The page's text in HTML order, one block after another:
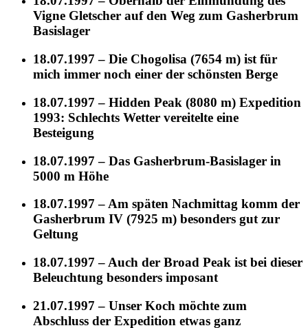
Vigne Gletscher auf den Weg zum Gasherbrum
Basislager
18.07.1997 – Die Chogolisa (7654 m) ist für
mich immer noch einer der schönsten Berge
18.07.1997 – Hidden Peak (8080 m) Expedition
1993: Schlechts Wetter vereitelte eine
Besteigung
18.07.1997 – Das Gasherbrum-Basislager in
5000 m Höhe
18.07.1997 – Am späten Nachmittag komm der
Gasherbrum IV (7925 m) besonders gut zur
Geltung
18.07.1997 – Auch der Broad Peak ist bei dieser
Beleuchtung besonders imposant
21.07.1997 – Unser Koch möchte zum
Abschluss der Expedition etwas ganz